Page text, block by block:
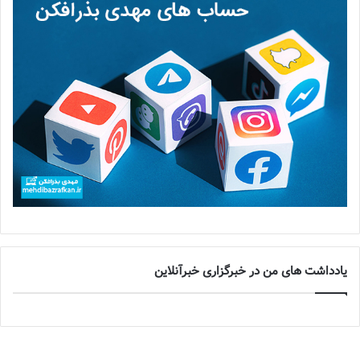
یادداشت های من در خبرگزاری خبرآنلاین